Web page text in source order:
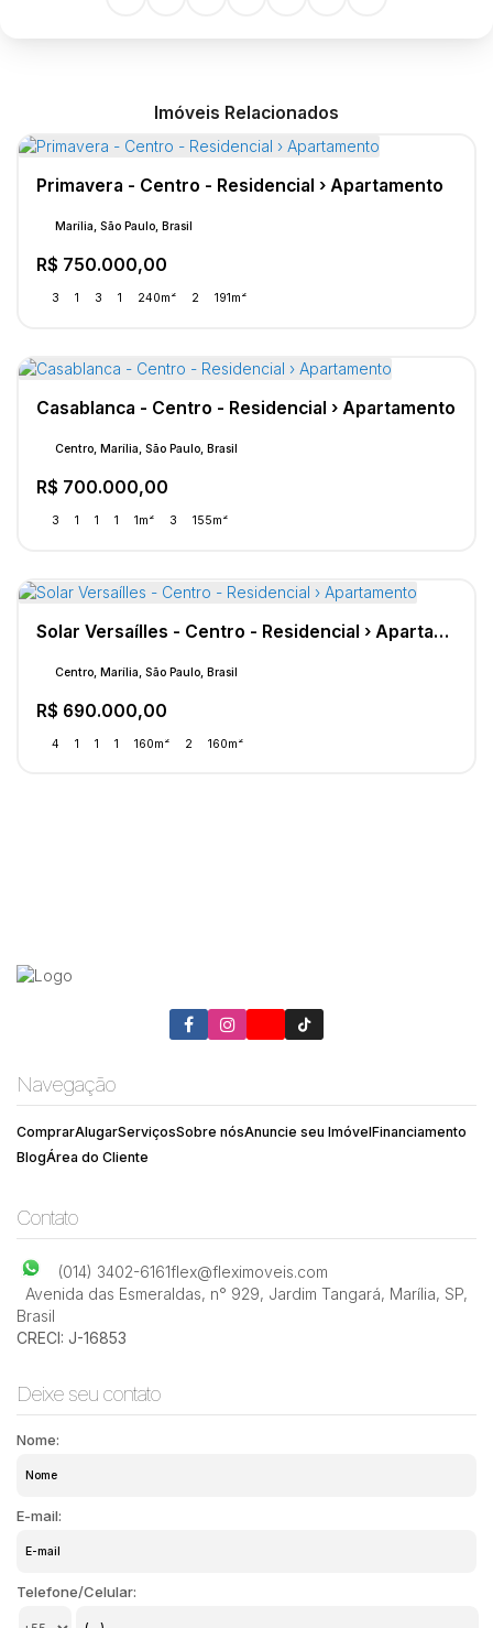
Imóveis Relacionados
Primavera - Centro - Residencial › Apartamento
R$ 750.000,00
Marília, São Paulo, Brasil
3 1 3 1 240m² 2 191m²
Casablanca - Centro - Residencial › Apartamento
R$ 700.000,00
Centro, Marília, São Paulo, Brasil
3 1 1 1 1m² 3 155m²
Solar Versaílles - Centro - Residencial › Apartamento
R$ 690.000,00
Centro, Marília, São Paulo, Brasil
4 1 1 1 160m² 2 160m²
Navegação
ComprarAlugarServiçosSobre nósAnuncie seu ImóvelFinanciamento
BlogÁrea do Cliente
Contato
(014) 3402-6161flex@fleximoveis.com
Avenida das Esmeraldas, n° 929, Jardim Tangará, Marília, SP,
Brasil
CRECI: J-16853
Deixe seu contato
Nome:
E-mail:
Telefone/Celular: